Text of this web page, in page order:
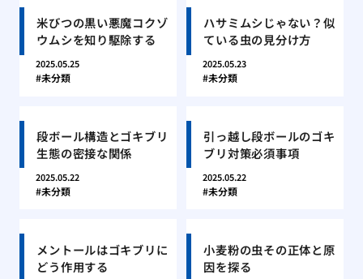
米びつの黒い悪魔コクゾ
ウムシを知り駆除する
2025.05.25
未分類
ハサミムシじゃない？似
ている虫の見分け方
2025.05.23
未分類
段ボール構造とゴキブリ
生態の密接な関係
2025.05.22
未分類
引っ越し段ボールのゴキ
ブリ対策必須事項
2025.05.22
未分類
メントールはゴキブリに
どう作用する
小麦粉の虫その正体と原
因を探る